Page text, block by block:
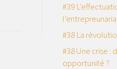
#39
#38 La
#38 Une crise :
opportunité ?